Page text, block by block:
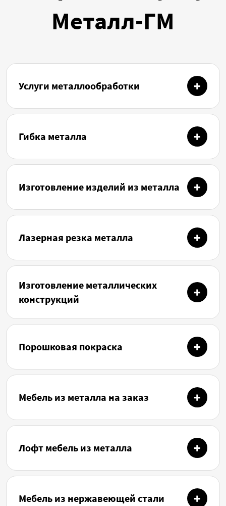
Металл-ГМ
Услуги металлообработки
Гибка металла
Изготовление изделий из металла
Лазерная резка металла
Изготовление металлических
конструкций
Порошковая покраска
Мебель из металла на заказ
Лофт мебель из металла
Мебель из нержавеющей стали